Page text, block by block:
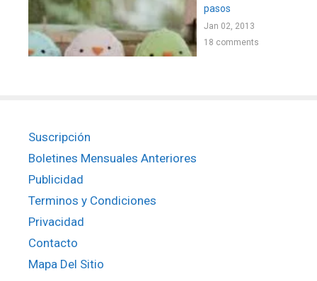
pasos
Jan 02, 2013
18 comments
Suscripción
Boletines Mensuales Anteriores
Publicidad
Terminos y Condiciones
Privacidad
Contacto
Mapa Del Sitio